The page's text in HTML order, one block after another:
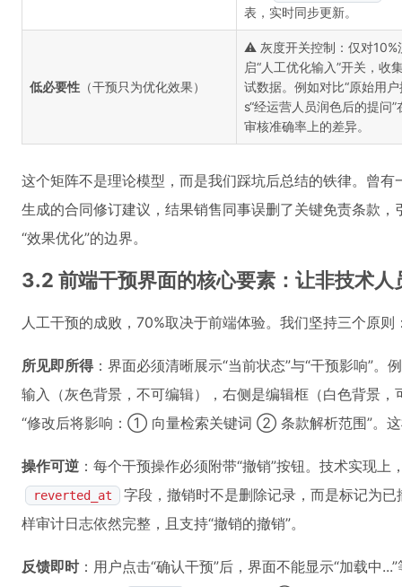
表，实时同步更新。
低必要性 （干预只为优化效果）
⚠️ 灰度开关控制：仅对10%
启“人工优化输入”开关，收
试数据。例如对比“原始用户
s“经运营人员润色后的提问”
审核准确率上的差异。
这个矩阵不是理论模型，而是我们踩坑后总结的铁律。曾
生成的合同修订建议，结果销售同事误删了关键免责条款，
“效果优化”的边界。
3.2 前端干预界面的核心要素：让非技术人
人工干预的成败，70%取决于前端体验。我们坚持三个原则
所见即所得：界面必须清晰展示“当前状态”与“干预影响”。
输入（灰色背景，不可编辑），右侧是编辑框（白色背景
“修改后将影响：① 向量检索关键词 ② 条款解析范围”。这
操作可逆 ：每个干预操作必须附带“撤销”按钮。技术实现上
reverted_at
字段，撤销时不是删除记录，而是标记为
样审计日志依然完整，且支持“撤销的撤销”。
反馈即时：用户点击“确认干预”后，界面不能显示“加载中